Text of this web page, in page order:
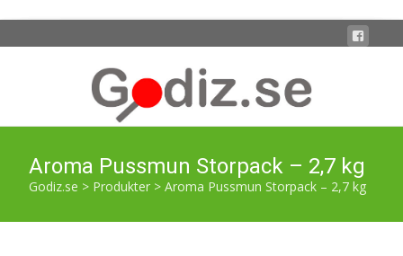
Aroma Pussmun Storpack – 2,7 kg
Godiz.se > Produkter > Aroma Pussmun Storpack – 2,7 kg